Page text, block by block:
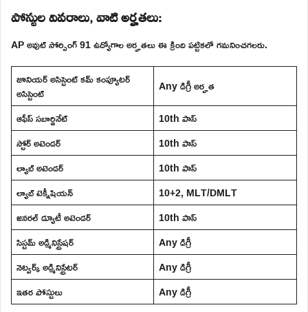
పోస్టుల వివరాలు, వాటి అర్హతలు:
AP అవుట్ సోర్సింగ్ 91 ఉద్యోగాల అర్హతలు ఈ క్రింది పట్టికలో గమనించగలరు.
జూనియర్ అసిస్టెంట్ కమ్ కంప్యూటర్
అసిస్టెంట్
Any డిగ్రీ అర్హత
ఆఫీస్ సబార్డినేట్
10th పాస్
స్టోర్ అటెండర్
10th పాస్
ల్యాబ్ అటెండర్
10th పాస్
ల్యాబ్ టెక్నీషియన్
10+2, MLT/DMLT
జనరల్ డ్యూటీ అటెండర్
10th పాస్
సిస్టమ్ అడ్మినిస్ట్రేషర్
Any డిగ్రీ
నెట్వర్క్ అడ్మినిస్ట్రేటర్
Any డిగ్రీ
ఇతర పోస్టులు
Any డిగ్రీ